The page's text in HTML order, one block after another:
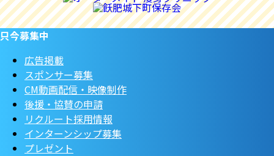
只今募集中
広告掲載
スポンサー募集
CM動画配信・映像制作
後援・協賛の申請
リクルート採用情報
インターンシップ募集
プレゼント